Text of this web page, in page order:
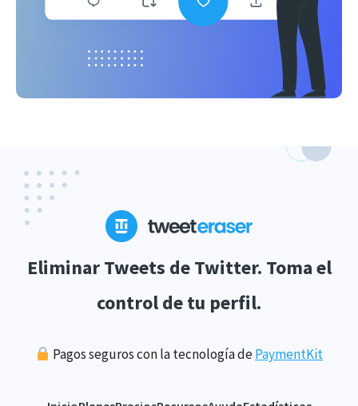
Eliminar Tweets de Twitter. Toma el
control de tu perfil.
Pagos seguros con la tecnología dePaymentKit